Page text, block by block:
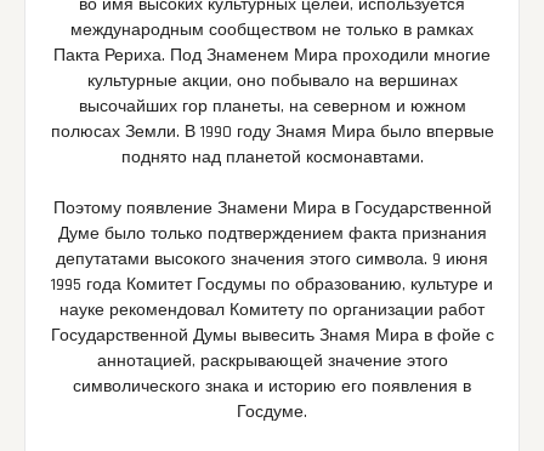
во имя высоких культурных целей, используется
международным сообществом не только в рамках
Пакта Рериха. Под Знаменем Мира проходили многие
культурные акции, оно побывало на вершинах
высочайших гор планеты, на северном и южном
полюсах Земли. В 1990 году Знамя Мира было впервые
поднято над планетой космонавтами.
Поэтому появление Знамени Мира в Государственной
Думе было только подтверждением факта признания
депутатами высокого значения этого символа. 9 июня
1995 года Комитет Госдумы по образованию, культуре и
науке рекомендовал Комитету по организации работ
Государственной Думы вывесить Знамя Мира в фойе с
аннотацией, раскрывающей значение этого
символического знака и историю его появления в
Госдуме.